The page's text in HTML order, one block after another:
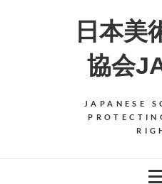
日本美
協会
JAPANESE